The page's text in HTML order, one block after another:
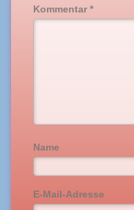
Kommentar*
Name
E-Mail-Adresse